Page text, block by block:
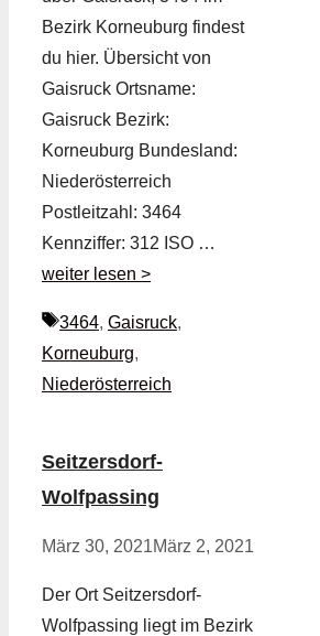
Bezirk Korneuburg findest
du hier. Übersicht von
Gaisruck Ortsname:
Gaisruck Bezirk:
Korneuburg Bundesland:
Niederösterreich
Postleitzahl: 3464
Kennziffer: 312 ISO …
weiter lesen >
Schlagwörter
3464, Gaisruck,
Korneuburg,
Niederösterreich
Seitzersdorf-
Wolfpassing
März 30, 2021März 2, 2021
Der Ort Seitzersdorf-
Wolfpassing liegt im Bezirk